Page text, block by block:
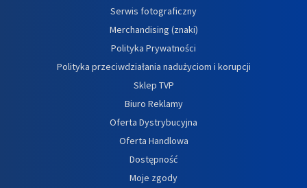
Serwis fotograficzny
Merchandising (znaki)
Polityka Prywatności
Polityka przeciwdziałania nadużyciom i korupcji
Sklep TVP
Biuro Reklamy
Oferta Dystrybucyjna
Oferta Handlowa
Dostępność
Moje zgody